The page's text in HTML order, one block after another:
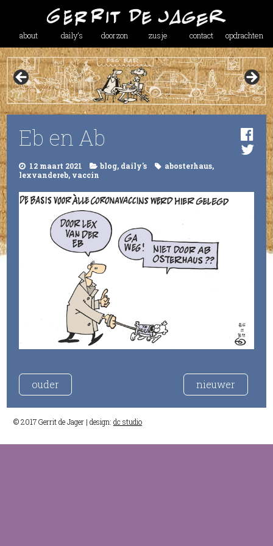
about daily’s doorzon zusje contact opdrachten
Eb en Ab
12 maart 2021 blog, daily's abosterhaus,
lexvandereb, vaccin
ouder nieuwer
© 2017 Gerrit de Jager | design: dc studio